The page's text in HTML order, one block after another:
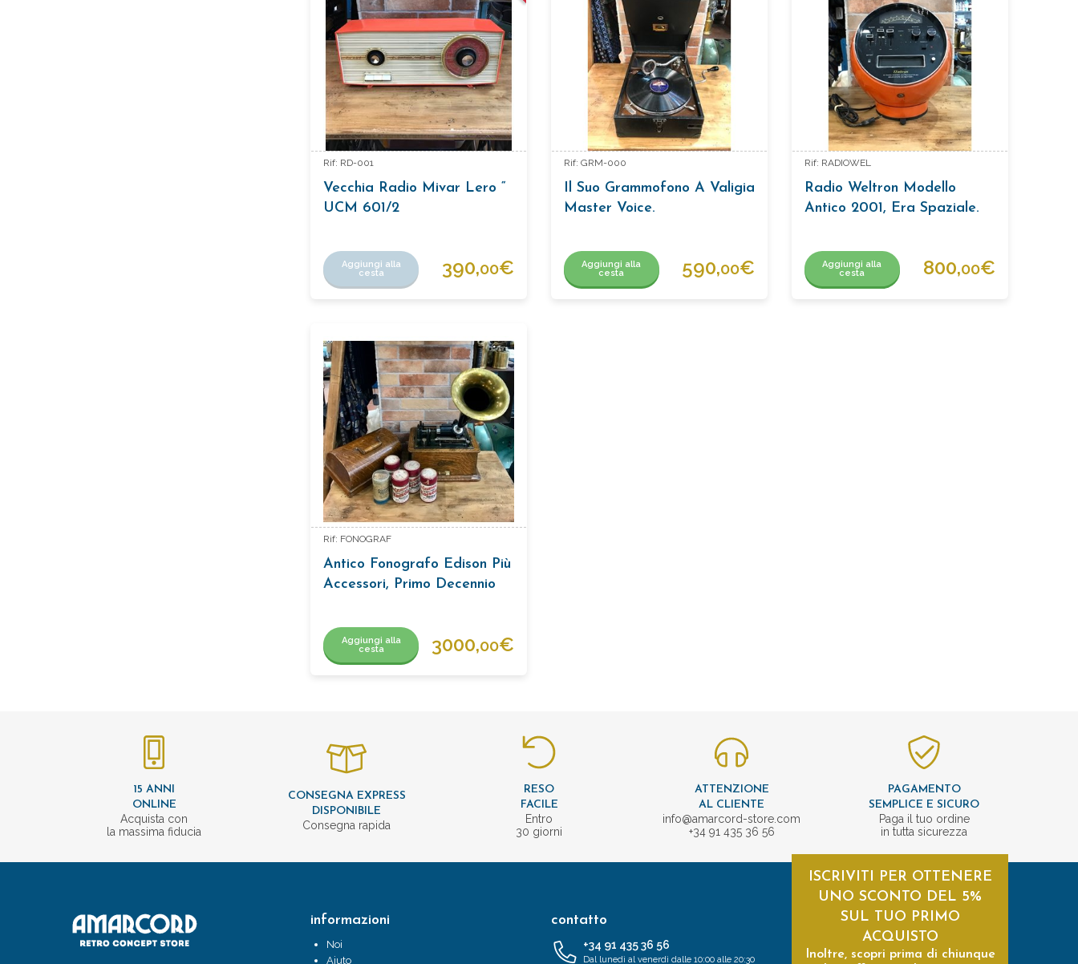
Rif: RD-001
Vecchia Radio Mivar Lero “
UCM 601/2
Aggiungi alla
cesta
390,00€
Rif: GRM-000
Il Suo Grammofono A Valigia
Master Voice.
Aggiungi alla
cesta
590,00€
Rif: RADIOWEL
Radio Weltron Modello
Antico 2001, Era Spaziale.
Aggiungi alla
cesta
800,00€
Rif: FONOGRAF
Antico Fonografo Edison Più
Accessori, Primo Decennio
Aggiungi alla
cesta
3000,00€
15 ANNI
ONLINE
Acquista con
la massima fiducia
CONSEGNA EXPRESS
DISPONIBILE
Consegna rapida
RESO
FACILE
Entro
30 giorni
ATTENZIONE
AL CLIENTE
info@amarcord-store.com
+34 91 435 36 56
PAGAMENTO
SEMPLICE E SICURO
Paga il tuo ordine
in tutta sicurezza
informazioni
Noi
Aiuto
contatto
+34 91 435 36 56
Dal lunedì al venerdì dalle 10:00 alle 20:30
ISCRIVITI PER OTTENERE
UNO SCONTO DEL 5%
SUL TUO PRIMO
ACQUISTO
Inoltre, scopri prima di chiunque